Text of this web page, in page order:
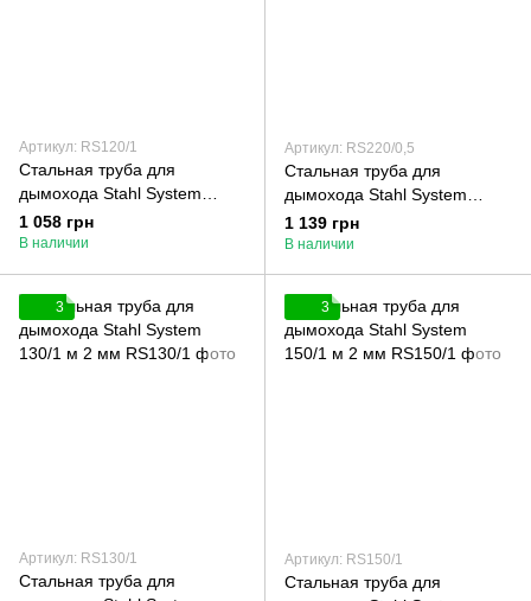
Артикул: RS120/1
Стальная труба для
дымохода Stahl System
120/1 м 2 мм
1 058 грн
В наличии
Артикул: RS220/0,5
Стальная труба для
дымохода Stahl System
220/0,5 м 2 мм
1 139 грн
В наличии
3
Артикул: RS130/1
Стальная труба для
3
Артикул: RS150/1
Стальная труба для